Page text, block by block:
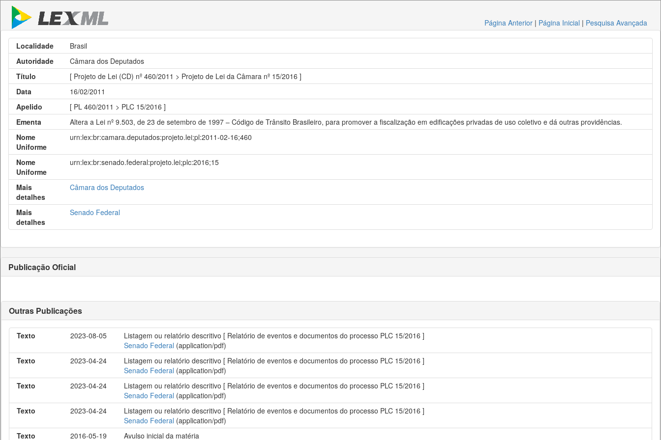
Página Anterior | Página Inicial | Pesquisa Avançada
Localidade
Brasil
Autoridade
Câmara dos Deputados
Título
[ Projeto de Lei (CD) nº 460/2011 > Projeto de Lei da Câmara nº 15/2016 ]
Data
16/02/2011
Apelido
[ PL 460/2011 > PLC 15/2016 ]
Ementa
Altera a Lei nº 9.503, de 23 de setembro de 1997 – Código de Trânsito Brasileiro, para promover a fiscalização em edificações privadas de uso coletivo e dá outras providências.
Nome
Uniforme
urn:lex:br:camara.deputados:projeto.lei;pl:2011-02-16;460
Nome
Uniforme
urn:lex:br:senado.federal:projeto.lei;plc:2016;15
Mais
detalhes
Câmara dos Deputados
Mais
detalhes
Senado Federal
Publicação Oficial
Outras Publicações
Texto 2023-08-05
Listagem ou relatório descritivo [ Relatório de eventos e documentos do processo PLC 15/2016 ]
Senado Federal (application/pdf)
Texto
2023-04-24
Listagem ou relatório descritivo [ Relatório de eventos e documentos do processo PLC 15/2016 ]
Senado Federal (application/pdf)
Texto
2023-04-24
Listagem ou relatório descritivo [ Relatório de eventos e documentos do processo PLC 15/2016 ]
Senado Federal (application/pdf)
Texto
2023-04-24
Listagem ou relatório descritivo [ Relatório de eventos e documentos do processo PLC 15/2016 ]
Senado Federal (application/pdf)
Texto
2016-05-19 Avulso inicial da matéria